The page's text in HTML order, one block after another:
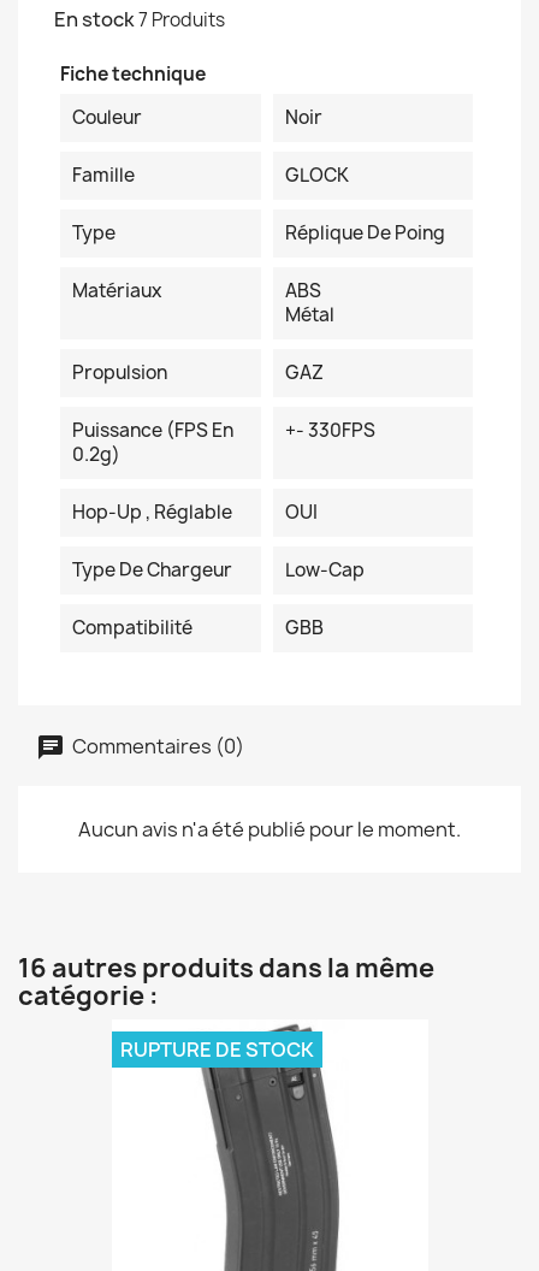
En stock7 Produits
Fiche technique
Couleur
Noir
Famille GLOCK
Type Réplique De Poing
Matériaux
ABS
Métal
Propulsion GAZ
Puissance (FPS En
0.2g)
+- 330FPS
Hop-Up , Réglable OUI
Type De Chargeur Low-Cap
Compatibilité GBB
Commentaires (0)
Aucun avis n'a été publié pour le moment.
16 autres produits dans la même
catégorie :
RUPTURE DE STOCK